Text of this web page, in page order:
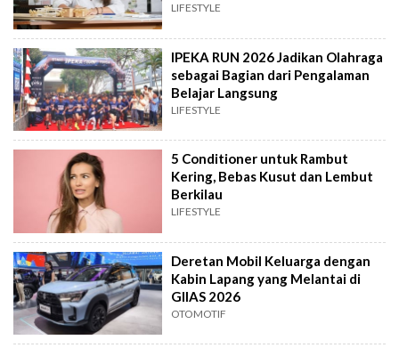
LIFESTYLE
IPEKA RUN 2026 Jadikan Olahraga
sebagai Bagian dari Pengalaman
Belajar Langsung
LIFESTYLE
5 Conditioner untuk Rambut
Kering, Bebas Kusut dan Lembut
Berkilau
LIFESTYLE
Deretan Mobil Keluarga dengan
Kabin Lapang yang Melantai di
GIIAS 2026
OTOMOTIF